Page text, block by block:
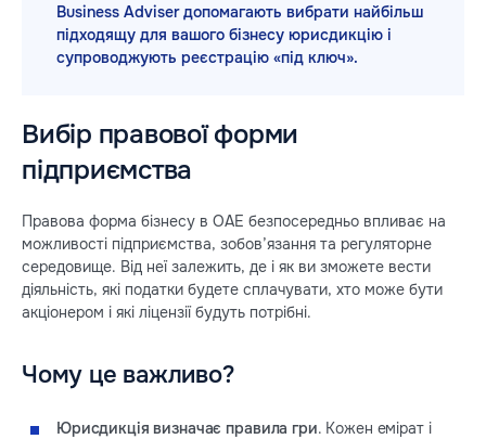
Business Adviser допомагають вибрати найбільш
підходящу для вашого бізнесу юрисдикцію і
супроводжують реєстрацію «під ключ».
Вибір правової форми
підприємства
Правова форма бізнесу в ОАЕ безпосередньо впливає на
можливості підприємства, зобов’язання та регуляторне
середовище. Від неї залежить, де і як ви зможете вести
діяльність, які податки будете сплачувати, хто може бути
акціонером і які ліцензії будуть потрібні.
Чому це важливо?
Юрисдикція визначає правила гри. Кожен емірат і